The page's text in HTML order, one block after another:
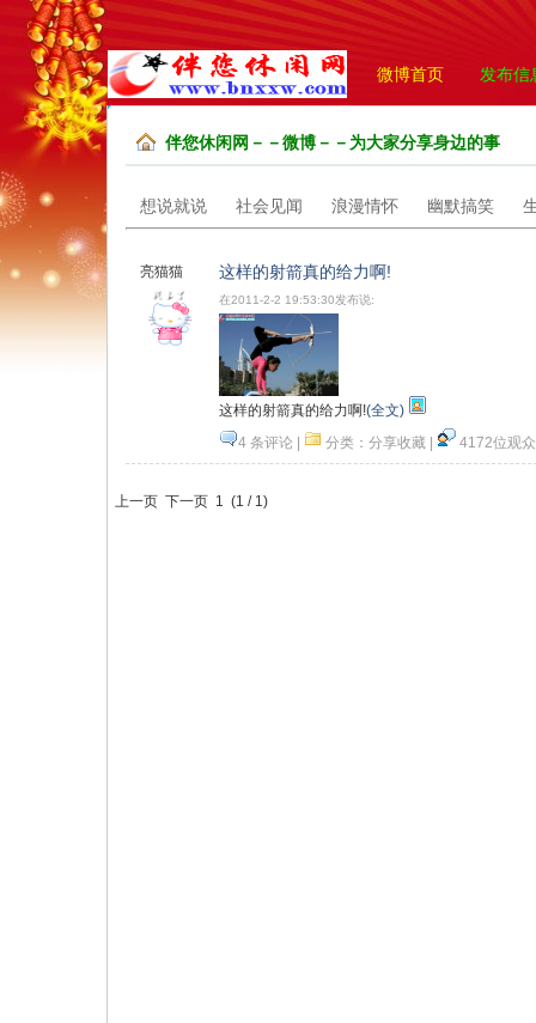
微博首页 发布信
伴您休闲网－－微博－－为大家分享身边的事
想说就说 社会见闻 浪漫情怀 幽默搞笑
亮猫猫 这样的射箭真的给力啊!
在2011-2-2 19:53:30发布说:
这样的射箭真的给力啊!(全文)
4 条评论
分类： 分享收藏
4172位观众
顶一下
上一页 下一页 1 (1 / 1)